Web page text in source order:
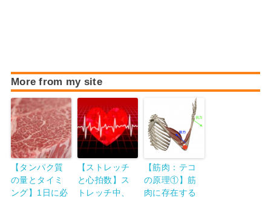
More from my site
【タンパク質
の量とタイミ
ング】1日に必
【ストレッチ
と心拍数】ス
トレッチ中、
【筋肉：テコ
の原理①】筋
肉に存在する